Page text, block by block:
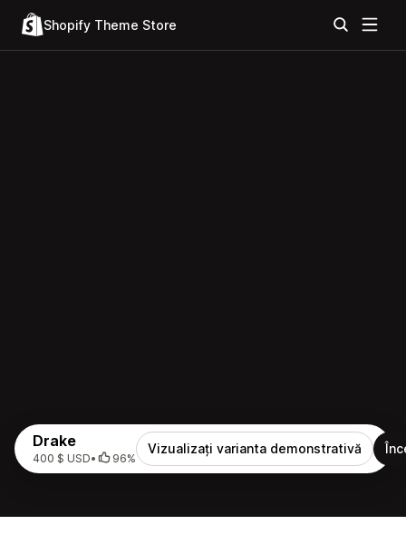
Shopify Theme Store
Drake
400 $ USD• 96%
Vizualizați varianta demonstrativă